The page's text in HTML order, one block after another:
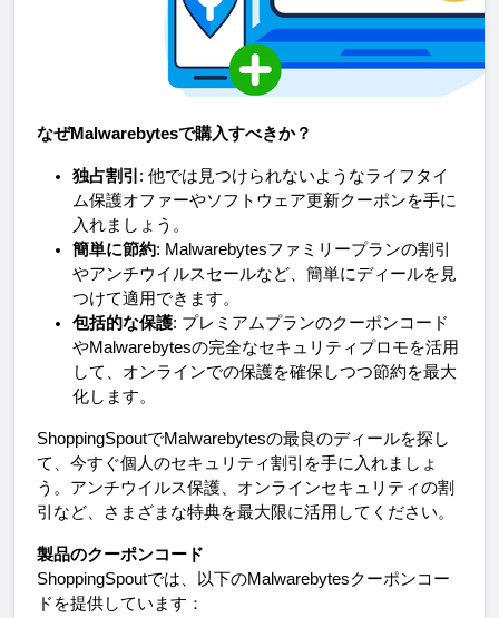
なぜMalwarebytesで購入すべきか？
独占割引 : 他では見つけられないようなライフタイ
ム保護オファーやソフトウェア更新クーポンを手に
入れましょう。
簡単に節約: Malwarebytesファミリープランの割引
やアンチウイルスセールなど、簡単にディールを見
つけて適用できます。
包括的な保護: プレミアムプランのクーポンコード
やMalwarebytesの完全なセキュリティプロモを活用
して、オンラインでの保護を確保しつつ節約を最大
化します。
ShoppingSpoutでMalwarebytesの最良のディールを探し
て、今すぐ個人のセキュリティ割引を手に入れましょ
う。アンチウイルス保護、オンラインセキュリティの割
引など、さまざまな特典を最大限に活用してください。
製品のクーポンコード
ShoppingSpoutでは、以下のMalwarebytesクーポンコー
ドを提供しています：